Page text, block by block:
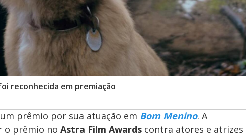
reconhecida em premiação
prêmio por sua atuação em Bom Menino. A
o prêmio no Astra Film Awards contra atores e atrizes